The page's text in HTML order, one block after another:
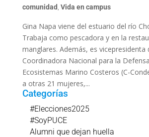
comunidad Vida en campus
Gina Napa viene del estuario del río
Trabaja como pescadora y en la
manglares. Además, es vicepresidenta
Coordinadora Nacional para la
Ecosistemas Marino Costeros (C-
a otras 21 mujeres,...
Categorías
#Elecciones2025
#SoyPUCE
Alumni que dejan huella